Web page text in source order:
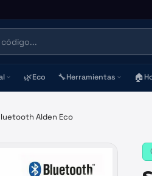
🌿Eco 🔧Herramientas 🏠
Alden Eco